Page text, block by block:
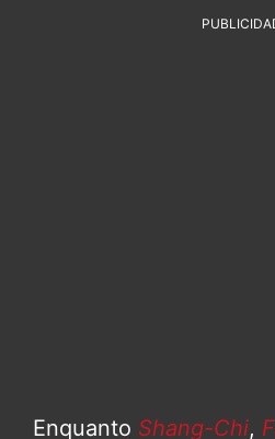
Enquanto Shang-Chi,